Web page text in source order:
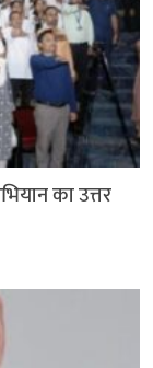
का उत्तर